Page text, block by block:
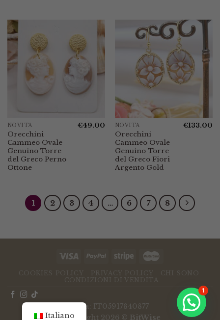
NOVITÀ
Orecchini
Cammeo Ovale
Genuino Torre
del Greco Perno
Ottone
€49.00 NOVITÀ
Orecchini
Cammeo Ovale
Genuino Torre
del Greco Fiori
Argento Gold
€133.00
1 2 3 4 … 6 7 8
P.Iva: IT05917840877
Copyright 2026 © BitWise
Italiano
1